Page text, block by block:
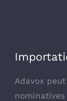
Adavox